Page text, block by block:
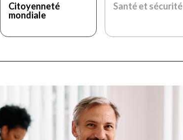
Citoyenneté
mondiale
Santé et sécurité